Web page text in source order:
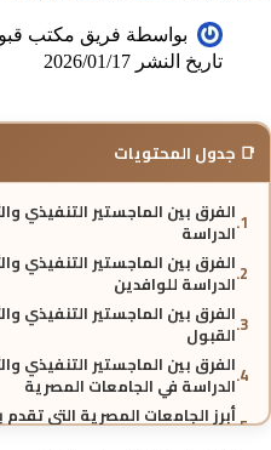
بواسطة فريق مكتب
تاريخ النشر 2026/01/17
📑 جدول المحتويات
الفرق بين الماجستير التنفيذي
الدراسة
الفرق بين الماجستير التنفيذي
الدراسة للوافدين
الفرق بين الماجستير التنفيذي
القبول
الفرق بين الماجستير التنفيذي
الدراسة في الجامعات المصرية
أبرز الجامعات المصرية التي